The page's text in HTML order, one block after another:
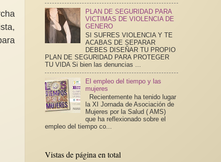
PLAN DE SEGURIDAD PARA
VICTIMAS DE VIOLENCIA DE
GENERO
SI SUFRES VIOLENCIA Y TE
ACABAS DE SEPARAR
DEBES DISEÑAR TU PROPIO
PLAN DE SEGURIDAD PARA PROTEGER
TU VIDA Si bien las denuncias ...
El empleo del tiempo y las
mujeres
Recientemente ha tenido lugar
la XI Jornada de Asociación de
Mujeres por la Salud ( AMS)
que ha reflexionado sobre el
empleo del tiempo co...
Vistas de página en total